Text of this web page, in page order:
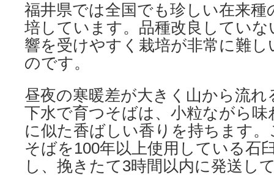
福井県では全国でも珍しい在来種
培しています。品種改良してい
響を受けやすく栽培が非常に難
のです。
昼夜の寒暖差が大きく山から流
下水で育つそばは、小粒ながら
に似た香ばしい香りを持ちます
そばを100年以上使用している石
し、挽きたて3時間以内に発送し